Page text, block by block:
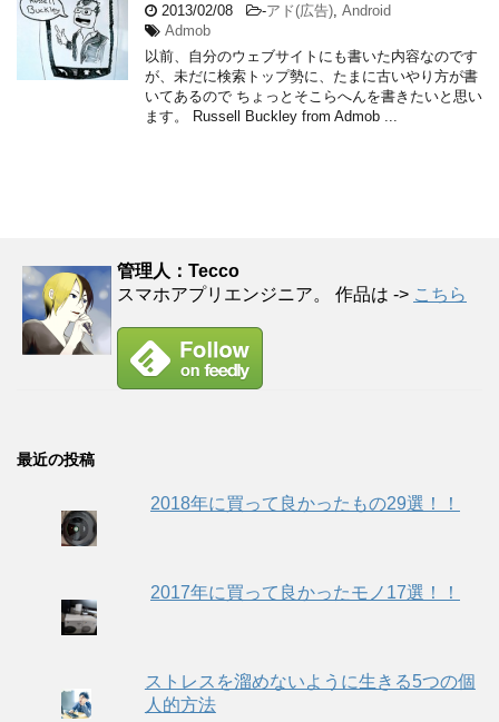
2013/02/08 -アド(広告) Android
Admob
以前、自分のウェブサイトにも書いた内容なのです
が、未だに検索トップ勢に、たまに古いやり方が書
いてあるので ちょっとそこらへんを書きたいと思い
ます。 Russell Buckley from Admob ...
管理人：Tecco
スマホアプリエンジニア。 作品は -> こちら
最近の投稿
2018年に買って良かったもの29選！！
2017年に買って良かったモノ17選！！
ストレスを溜めないように生きる5つの個
人的方法